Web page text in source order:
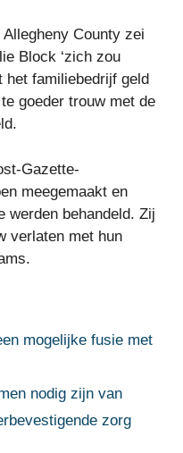
County zei
Block ‘zich zou
het familiebedrijf geld
goeder trouw met de
Gazette-
meegemaakt en
werden behandeld. Zij
verlaten met hun
mogelijke fusie met
nodig zijn van
zorg